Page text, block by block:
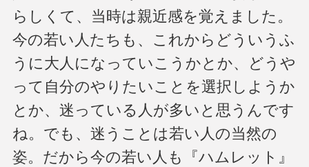
らしくて、当時は親近感を覚えました。
今の若い人たちも、これからどういうふ
うに大人になっていこうかとか、どうや
って自分のやりたいことを選択しようか
とか、迷っている人が多いと思うんです
ね。でも、迷うことは若い人の当然の
姿。だから今の若い人も『ハムレット』